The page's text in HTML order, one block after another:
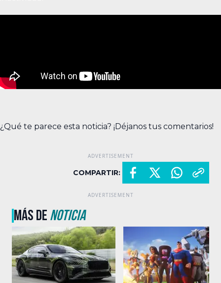
¿Qué te parece esta noticia? ¡Déjanos tus comentarios!
COMPARTIR:
MÁS DENOTICIA